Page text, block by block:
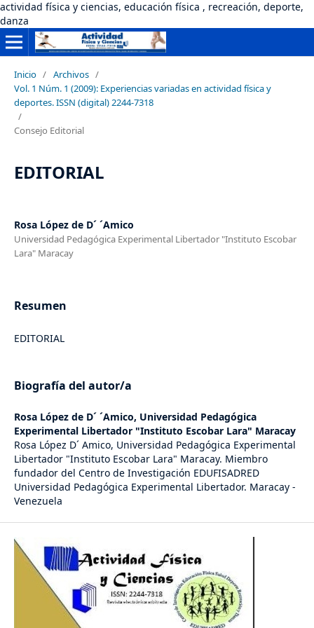
actividad física y ciencias, educación física , recreación, deporte,
danza
Inicio / Archivos /
Vol. 1 Núm. 1 (2009): Experiencias variadas en actividad física y
deportes. ISSN (digital) 2244-7318
/
Consejo Editorial
EDITORIAL
Rosa López de D´ ´Amico
Universidad Pedagógica Experimental Libertador "Instituto Escobar
Lara" Maracay
Resumen
EDITORIAL
Biografía del autor/a
Rosa López de D´ ´Amico, Universidad Pedagógica
Experimental Libertador "Instituto Escobar Lara" Maracay
Rosa López D´ Amico, Universidad Pedagógica Experimental
Libertador "Instituto Escobar Lara" Maracay. Miembro
fundador del Centro de Investigación EDUFISADRED
Universidad Pedagógica Experimental Libertador. Maracay -
Venezuela